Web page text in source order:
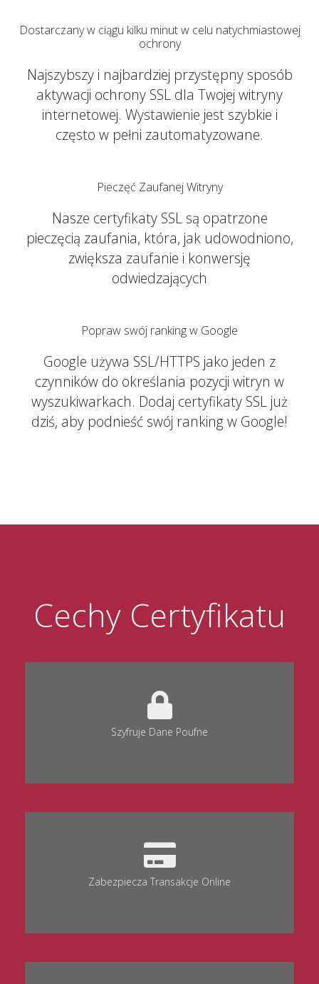
Dostarczany w ciągu kilku minut w celu natychmiastowej
ochrony
Najszybszy i najbardziej przystępny sposób
aktywacji ochrony SSL dla Twojej witryny
internetowej. Wystawienie jest szybkie i
często w pełni zautomatyzowane.
Pieczęć Zaufanej Witryny
Nasze certyfikaty SSL są opatrzone
pieczęcią zaufania, która, jak udowodniono,
zwiększa zaufanie i konwersję
odwiedzających
Popraw swój ranking w Google
Google używa SSL/HTTPS jako jeden z
czynników do określania pozycji witryn w
wyszukiwarkach. Dodaj certyfikaty SSL już
dziś, aby podnieść swój ranking w Google!
Cechy Certyfikatu
Szyfruje Dane Poufne
Zabezpiecza Transakcje Online